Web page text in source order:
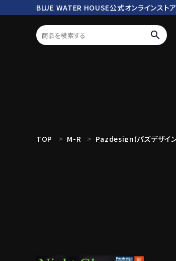
BLUE WATER HOUSE公式オンラインスト
search
search
TOP M-R Pazdesign(パズデザイ